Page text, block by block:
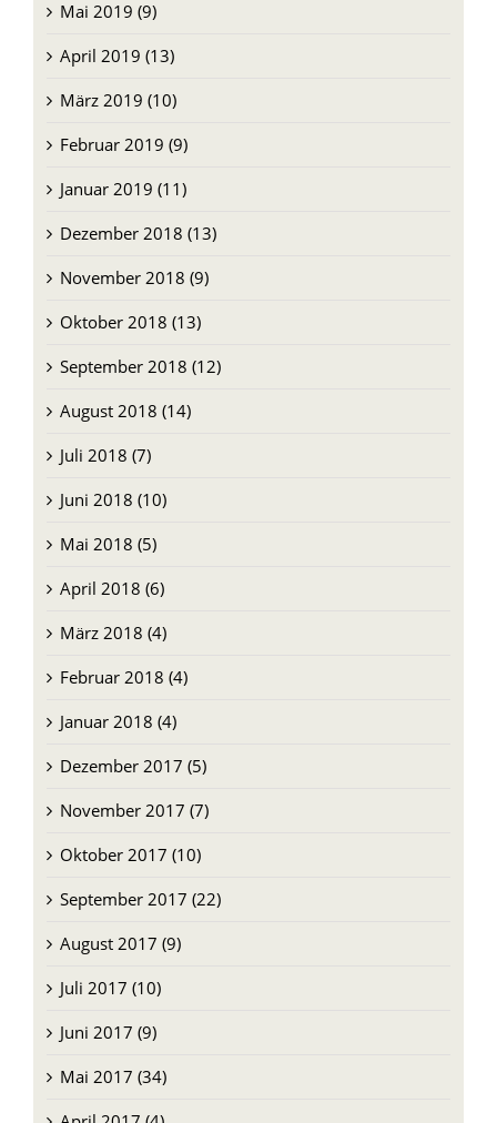
Mai 2019 (9)
April 2019 (13)
März 2019 (10)
Februar 2019 (9)
Januar 2019 (11)
Dezember 2018 (13)
November 2018 (9)
Oktober 2018 (13)
September 2018 (12)
August 2018 (14)
Juli 2018 (7)
Juni 2018 (10)
Mai 2018 (5)
April 2018 (6)
März 2018 (4)
Februar 2018 (4)
Januar 2018 (4)
Dezember 2017 (5)
November 2017 (7)
Oktober 2017 (10)
September 2017 (22)
August 2017 (9)
Juli 2017 (10)
Juni 2017 (9)
Mai 2017 (34)